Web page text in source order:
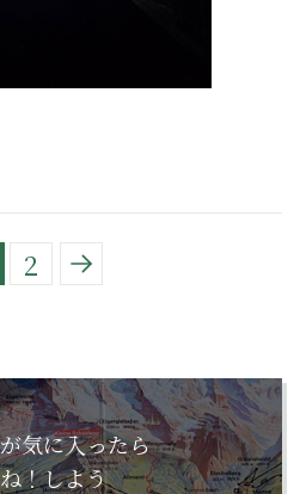
2
気に入ったら
！しよう